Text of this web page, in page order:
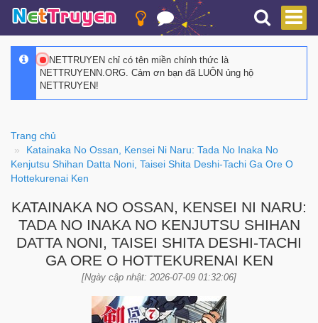
NETTRUYEN chỉ có tên miền chính thức là
NETTRUYENN.ORG. Cảm ơn bạn đã LUÔN ủng hộ
NETTRUYEN!
Trang chủ
Katainaka No Ossan, Kensei Ni Naru: Tada No Inaka No
Kenjutsu Shihan Datta Noni, Taisei Shita Deshi-Tachi Ga Ore O
Hottekurenai Ken
KATAINAKA NO OSSAN, KENSEI NI NARU:
TADA NO INAKA NO KENJUTSU SHIHAN
DATTA NONI, TAISEI SHITA DESHI-TACHI
GA ORE O HOTTEKURENAI KEN
[Ngày cập nhật: 2026-07-09 01:32:06]